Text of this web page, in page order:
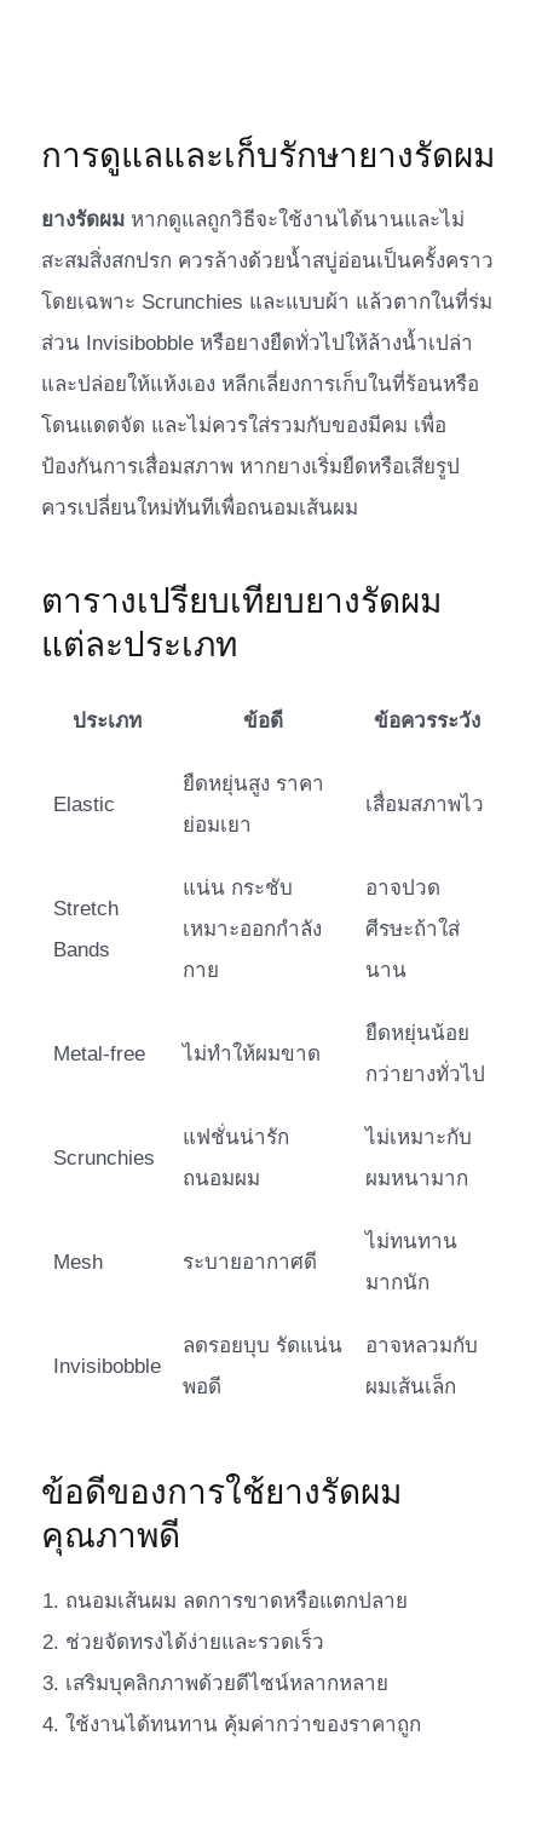
การดูแลและเก็บรักษายางรัดผม
ยางรัดผม หากดูแลถูกวิธีจะใช้งานได้นานและไม่
สะสมสิ่งสกปรก ควรล้างด้วยน้ำสบู่อ่อนเป็นครั้งคราว
โดยเฉพาะ Scrunchies และแบบผ้า แล้วตากในที่ร่ม
ส่วน Invisibobble หรือยางยืดทั่วไปให้ล้างน้ำเปล่า
และปล่อยให้แห้งเอง หลีกเลี่ยงการเก็บในที่ร้อนหรือ
โดนแดดจัด และไม่ควรใส่รวมกับของมีคม เพื่อ
ป้องกันการเสื่อมสภาพ หากยางเริ่มยืดหรือเสียรูป
ควรเปลี่ยนใหม่ทันทีเพื่อถนอมเส้นผม
ตารางเปรียบเทียบยางรัดผม
แต่ละประเภท
ประเภท ข้อดี ข้อควรระวัง
Elastic
ยืดหยุ่นสูง ราคา
ย่อมเยา
เสื่อมสภาพไว
Stretch
Bands
แน่น กระชับ
เหมาะออกกำลัง
กาย
อาจปวด
ศีรษะถ้าใส่
นาน
Metal-free ไม่ทำให้ผมขาด
ยืดหยุ่นน้อย
กว่ายางทั่วไป
Scrunchies
แฟชั่นน่ารัก
ถนอมผม
ไม่เหมาะกับ
ผมหนามาก
Mesh ระบายอากาศดี
ไม่ทนทาน
มากนัก
Invisibobble
ลดรอยบุบ รัดแน่น
พอดี
อาจหลวมกับ
ผมเส้นเล็ก
ข้อดีของการใช้ยางรัดผม
คุณภาพดี
ถนอมเส้นผม ลดการขาดหรือแตกปลาย
ช่วยจัดทรงได้ง่ายและรวดเร็ว
เสริมบุคลิกภาพด้วยดีไซน์หลากหลาย
ใช้งานได้ทนทาน คุ้มค่ากว่าของราคาถูก